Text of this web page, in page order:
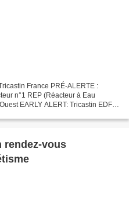
France PRÉ-ALERTE :
n°1 REP (Réacteur à Eau
EARLY ALERT: Tricastin EDF
rendez-vous